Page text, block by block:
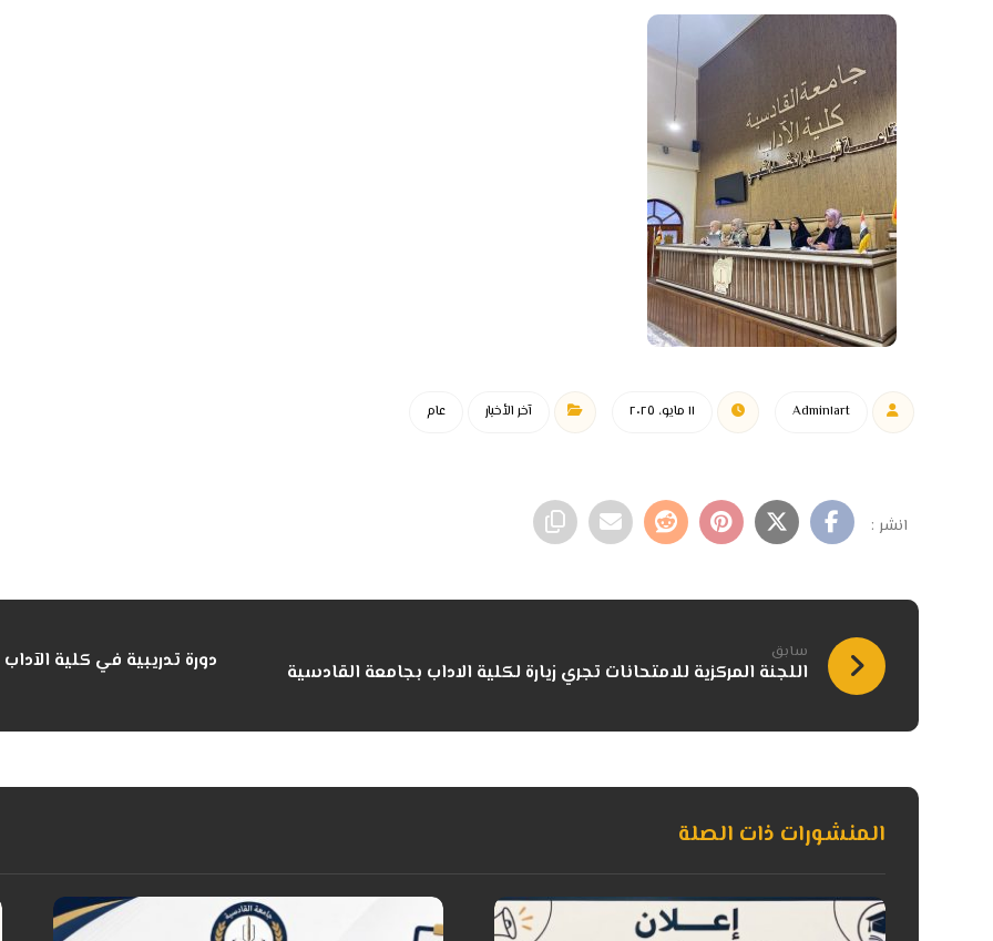
Admin١art ١١ مايو، ٢٠٢٥ آخر الأخبار عام
سابق
اللجنة المركزية للامتحانات تجري زيارة لكلية الاداب بجامعة القادسية دورة تدريبية في كلية
المنشورات ذات الصلة